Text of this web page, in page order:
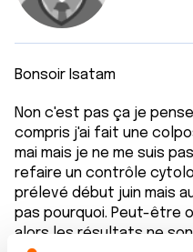
Bonsoir Isatam
Non c'est pas ça je
compris j'ai fait une
mai mais je ne me suis
refaire un contrôle
prélevé début juin mais
pas pourquoi. Peut-être
alors les résultats ne